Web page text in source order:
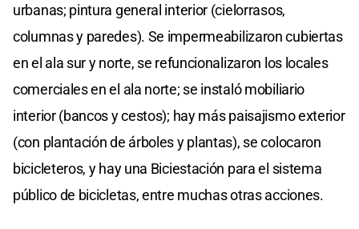
urbanas; pintura general interior (cielorrasos,
columnas y paredes). Se impermeabilizaron cubiertas
en el ala sur y norte, se refuncionalizaron los locales
comerciales en el ala norte; se instaló mobiliario
interior (bancos y cestos); hay más paisajismo exterior
(con plantación de árboles y plantas), se colocaron
bicicleteros, y hay una Biciestación para el sistema
público de bicicletas, entre muchas otras acciones.